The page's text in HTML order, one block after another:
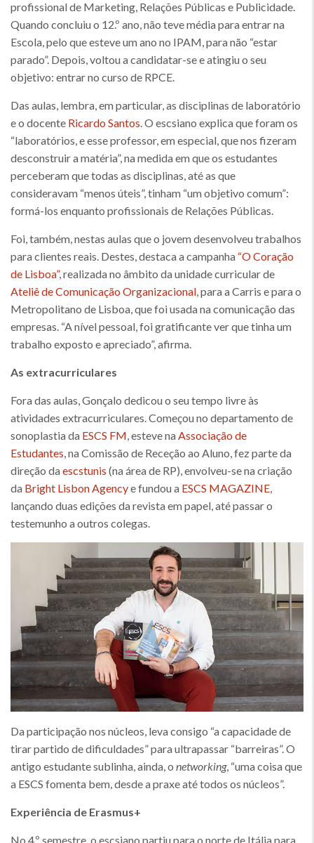
profissional de Marketing, Relações Públicas e Publicidade.
Quando concluiu o 12.º ano, não teve média para entrar na
Escola, pelo que esteve um ano no IPAM, para não “estar
parado”. Depois, voltou a candidatar-se e atingiu o seu
objetivo: entrar no curso de RPCE.
Das aulas, lembra, em particular, as disciplinas de laboratório
e o docente Ricardo Santos. O escsiano explica que foram os
“laboratórios, e esse professor, em especial, que nos fizeram
desconstruir a matéria”, na medida em que os estudantes
perceberam que todas as disciplinas, até as que
consideravam “menos úteis”, tinham “um objetivo comum”:
formá-los enquanto profissionais de Relações Públicas.
Foi, também, nestas aulas que o jovem desenvolveu trabalhos
para clientes reais. Destes, destaca a campanha “O Coração
de Lisboa”, realizada no âmbito da unidade curricular de
Ateliê de Comunicação Organizacional, para a Carris e para o
Metropolitano de Lisboa, que foi usada na comunicação das
empresas. “A nível pessoal, foi gratificante ver que tinha um
trabalho exposto e apreciado”, afirma.
As extracurriculares
Fora das aulas, Gonçalo dedicou o seu tempo livre às
atividades extracurriculares. Começou no departamento de
sonoplastia da ESCS FM, esteve naAssociação de
Estudantes, na Comissão de Receção ao Aluno, fez parte da
direção daescstunis (na área de RP), envolveu-se na criação
da Bright Lisbon Agencye fundou a ESCS MAGAZINE,
lançando duas edições da revista em papel, até passar o
testemunho a outros colegas.
Da participação nos núcleos, leva consigo “a capacidade de
tirar partido de dificuldades” para ultrapassar “barreiras”. O
antigo estudante sublinha, ainda, o networking, “uma coisa que
a ESCS fomenta bem, desde a praxe até todos os núcleos”.
Experiência de Erasmus+
No 4.º semestre, o escsiano partiu para o norte de Itália para